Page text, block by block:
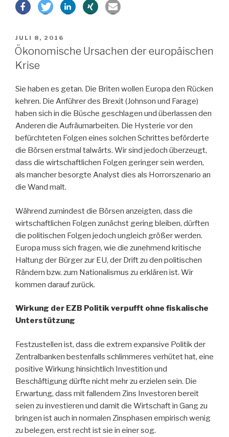
Euro
VERÖFFENTLICHT
AM
JULI 8, 2016
Ökonomische Ursachen der europäischen
Krise
Sie haben es getan. Die Briten wollen Europa den Rücken
kehren. Die Anführer des Brexit (Johnson und Farage)
haben sich in die Büsche geschlagen und überlassen den
Anderen die Aufräumarbeiten. Die Hysterie vor den
befürchteten Folgen eines solchen Schrittes beförderte
die Börsen erstmal talwärts. Wir sind jedoch überzeugt,
dass die wirtschaftlichen Folgen geringer sein werden,
als mancher besorgte Analyst dies als Horrorszenario an
die Wand malt.
Während zumindest die Börsen anzeigten, dass die
wirtschaftlichen Folgen zunächst gering bleiben, dürften
die politischen Folgen jedoch ungleich größer werden.
Europa muss sich fragen, wie die zunehmend kritische
Haltung der Bürger zur EU, der Drift zu den politischen
Rändern bzw. zum Nationalismus zu erklären ist. Wir
kommen darauf zurück.
Wirkung der EZB Politik verpufft ohne fiskalische
Unterstützung
Festzustellen ist, dass die extrem expansive Politik der
Zentralbanken bestenfalls schlimmeres verhütet hat, eine
positive Wirkung hinsichtlich Investition und
Beschäftigung dürfte nicht mehr zu erzielen sein. Die
Erwartung, dass mit fallendem Zins Investoren bereit
seien zu investieren und damit die Wirtschaft in Gang zu
bringen ist auch in normalen Zinsphasen empirisch wenig
zu belegen, erst recht ist sie in einer sog.